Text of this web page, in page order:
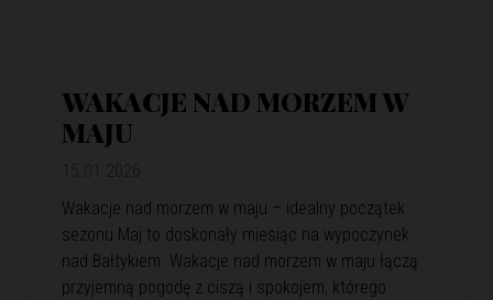
WAKACJE NAD MORZEM W
MAJU
Wakacje nad morzem w maju – idealny początek
sezonu Maj to doskonały miesiąc na wypoczynek
nad Bałtykiem. Wakacje nad morzem w maju łączą
przyjemną pogodę z ciszą i spokojem, którego